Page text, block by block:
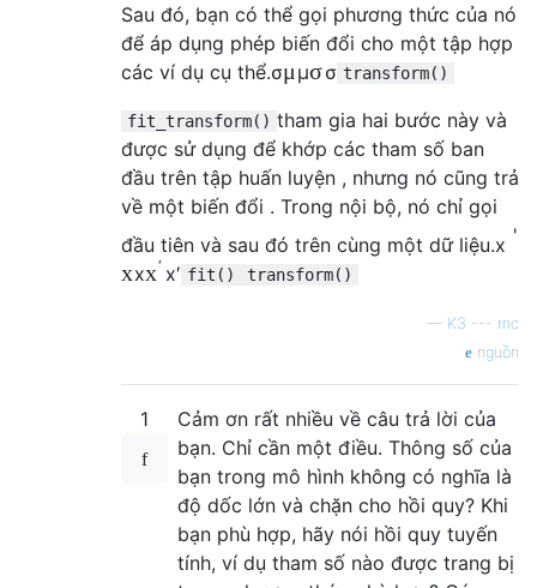
Sau đó, bạn có thể gọi phương thức của nó
để áp dụng phép biến đổi cho một tập hợp
các ví dụ cụ thể.σμμσσ transform()
fit_transform() tham gia hai bước này và
được sử dụng để khớp các tham số ban
đầu trên tập huấn luyện , nhưng nó cũng trả
về một biến đổi . Trong nội bộ, nó chỉ gọi
đầu tiên và sau đó trên cùng một dữ liệu.x '
xxx′ x′ fit() transform()
— K3 --- rnc
nguồn
1
Cảm ơn rất nhiều về câu trả lời của
bạn. Chỉ cần một điều. Thông số của
bạn trong mô hình không có nghĩa là
độ dốc lớn và chặn cho hồi quy? Khi
bạn phù hợp, hãy nói hồi quy tuyến
tính, ví dụ tham số nào được trang bị